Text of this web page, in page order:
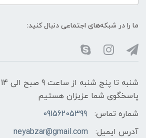
ما را در شبکه‌های اجتماعی دنبال کنید:
پاسخگوی شما عزیزان هستیم
شماره تماس:
09156205399
آدرس ایمیل:
neyabzar@gmail.com